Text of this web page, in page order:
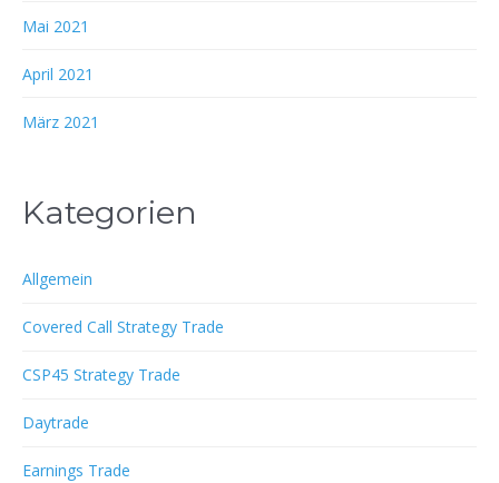
Mai 2021
April 2021
März 2021
Kategorien
Allgemein
Covered Call Strategy Trade
CSP45 Strategy Trade
Daytrade
Earnings Trade